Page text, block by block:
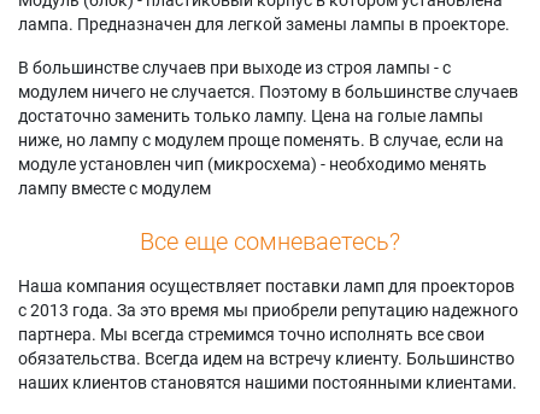
лампа. Предназначен для легкой замены лампы в проекторе.
В большинстве случаев при выходе из строя лампы - с
модулем ничего не случается. Поэтому в большинстве случаев
достаточно заменить только лампу. Цена на голые лампы
ниже, но лампу с модулем проще поменять. В случае, если на
модуле установлен чип (микросхема) - необходимо менять
лампу вместе с модулем
Все еще сомневаетесь?
Наша компания осуществляет поставки ламп для проекторов
с 2013 года. За это время мы приобрели репутацию надежного
партнера. Мы всегда стремимся точно исполнять все свои
обязательства. Всегда идем на встречу клиенту. Большинство
наших клиентов становятся нашими постоянными клиентами.